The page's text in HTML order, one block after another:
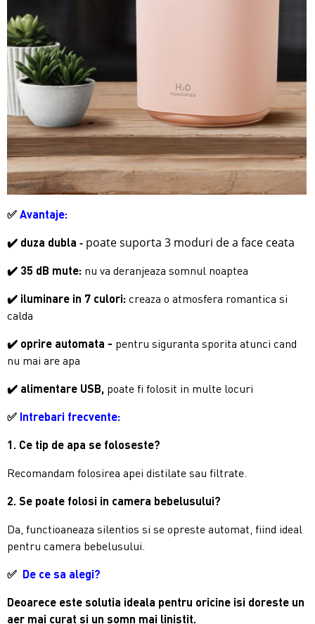
✅Avantaje:
✔️ duza dubla - poate suporta 3 moduri de a face ceata
✔️ 35 dB mute: nu va deranjeaza somnul noaptea
✔️ iluminare in 7 culori:creaza o atmosfera romantica si
calda
✔️ oprire automata - pentru siguranta sporita atunci cand
nu mai are apa
✔️ alimentare USB, poate fi folosit in multe locuri
✅ Intrebari frecvente:
1. Ce tip de apa se foloseste?
Recomandam folosirea apei distilate sau filtrate.
2. Se poate folosi in camera bebelusului?
Da, functioaneaza silentios si se opreste automat, fiind ideal
pentru camera bebelusului.
✅ De ce sa alegi?
Deoarece este solutia ideala pentru oricine isi doreste un
aer mai curat si un somn mai linistit.